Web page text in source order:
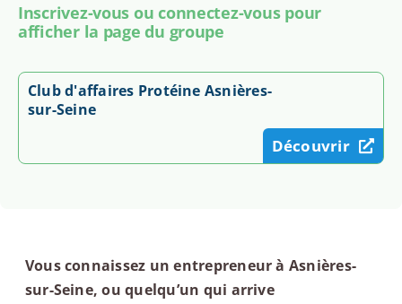
Inscrivez-vous ou connectez-vous pour
afficher la page du groupe
Club d'affaires Protéine Asnières-
sur-Seine
Découvrir
Vous connaissez un entrepreneur à Asnières-
sur-Seine, ou quelqu’un qui arrive